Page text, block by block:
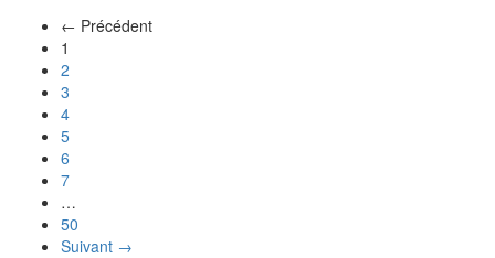
← Précédent
1
2
3
4
5
6
7
…
50
Suivant →